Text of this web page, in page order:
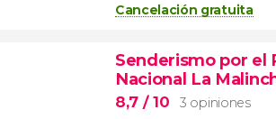
Cancelación gratuita
Senderismo por el
Nacional La
8,7 / 10 3 opiniones